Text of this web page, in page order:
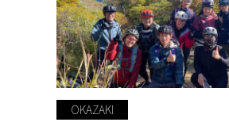
OKAZAKI